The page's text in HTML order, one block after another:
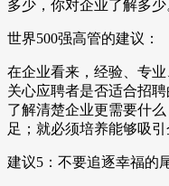
多少，你对企业了解多少
世界500强高管的建议：
在企业看来，经验、专
关心应聘者是否适合招
了解清楚企业更需要什
足；就必须培养能够吸引
建议5：不要追逐幸福的